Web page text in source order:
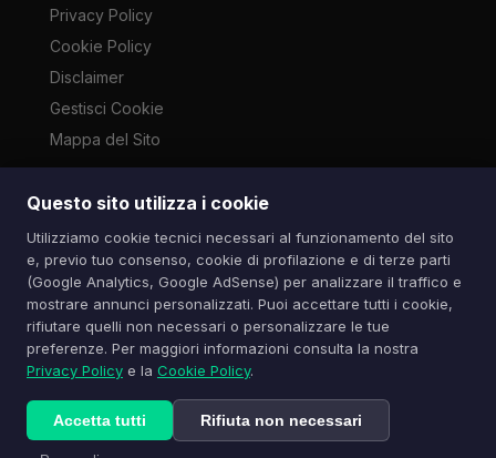
Questo sito utilizza i cookie
Utilizziamo cookie tecnici necessari al funzionamento del sito
e, previo tuo consenso, cookie di profilazione e di terze parti
(Google Analytics, Google AdSense) per analizzare il traffico e
mostrare annunci personalizzati. Puoi accettare tutti i cookie,
rifiutare quelli non necessari o personalizzare le tue
preferenze. Per maggiori informazioni consulta la nostra
Privacy Policy e la Cookie Policy.
Accetta tutti Rifiuta non necessari
Privacy Policy
Cookie Policy
Disclaimer
Gestisci Cookie
Mappa del Sito
Le immagini presenti su questo sito sono di proprietà dei
cronaca ai sensi dell'art. 70 L. 633/1941. Contatti:
info@spazioitech.it
© 2026 Spazio iTech — Seven Trade SRLS — P.IVA:
04077740985